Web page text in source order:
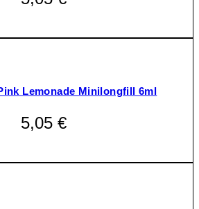
Lemonade Minilongfill 6ml
5,05 €